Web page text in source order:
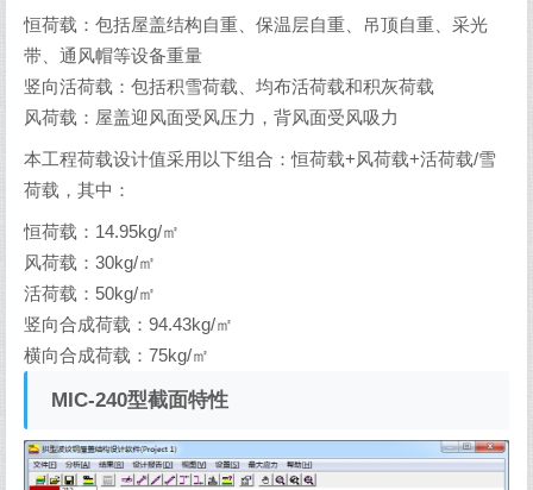
恒荷载：包括屋盖结构自重、保温层自重、吊顶自重、采光
带、通风帽等设备重量
竖向活荷载：包括积雪荷载、均布活荷载和积灰荷载
风荷载：屋盖迎风面受风压力，背风面受风吸力
本工程荷载设计值采用以下组合：恒荷载+风荷载+活荷载/雪
荷载，其中：
恒荷载：14.95kg/㎡
风荷载：30kg/㎡
活荷载：50kg/㎡
竖向合成荷载：94.43kg/㎡
横向合成荷载：75kg/㎡
MIC-240型截面特性